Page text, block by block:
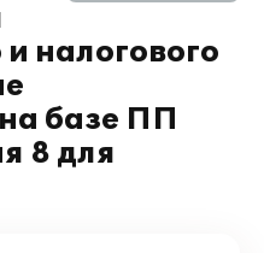
налогового
базе ПП
8 для